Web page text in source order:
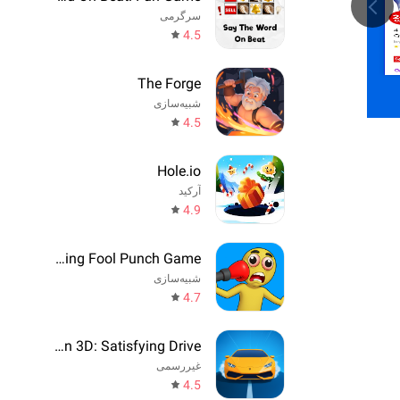
سرگرمی
4.5
The Forge
شبیه‌سازی
4.5
Hole.io
آرکید
4.9
Annoying Fool Punch Game
شبیه‌سازی
4.7
Drift Run 3D: Satisfying Drive
غیررسمی
4.5